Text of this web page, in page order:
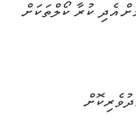
އެދި ކުރާ ކޯލްތަކަށް